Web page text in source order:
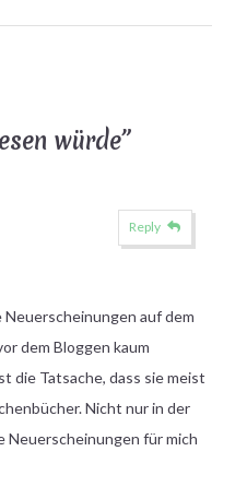
würde”
auf dem
dem Bloggen kaum
die Tatsache, dass sie meist
Nicht nur in der
Neuerscheinungen für mich
Reply